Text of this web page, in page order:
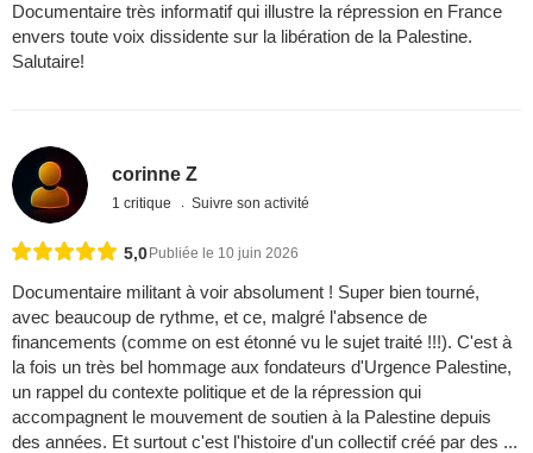
Documentaire très informatif qui illustre la répression en France
envers toute voix dissidente sur la libération de la Palestine.
Salutaire!
corinne Z
1 critique Suivre son activité
5,0Publiée le 10 juin 2026
Documentaire militant à voir absolument ! Super bien tourné,
avec beaucoup de rythme, et ce, malgré l'absence de
financements (comme on est étonné vu le sujet traité !!!). C'est à
la fois un très bel hommage aux fondateurs d'Urgence Palestine,
un rappel du contexte politique et de la répression qui
accompagnent le mouvement de soutien à la Palestine depuis
des années. Et surtout c'est l'histoire d'un collectif créé par des ...